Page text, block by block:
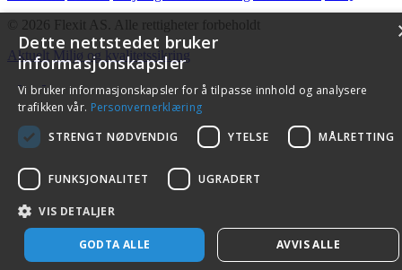
© 2026 Flexit AS. Alle rettigheter forbeholdt
Aktuelt Miljø og kvalitetssikring
Dette nettstedet bruker
informasjonskapsler
Vi bruker informasjonskapsler for å tilpasse innhold og analysere
trafikken vår. Personvernerklæring
STRENGT NØDVENDIG
YTELSE MÅLRETTING
FUNKSJONALITET UGRADERT
VIS DETALJER
GODTA ALLE AVVIS ALLE